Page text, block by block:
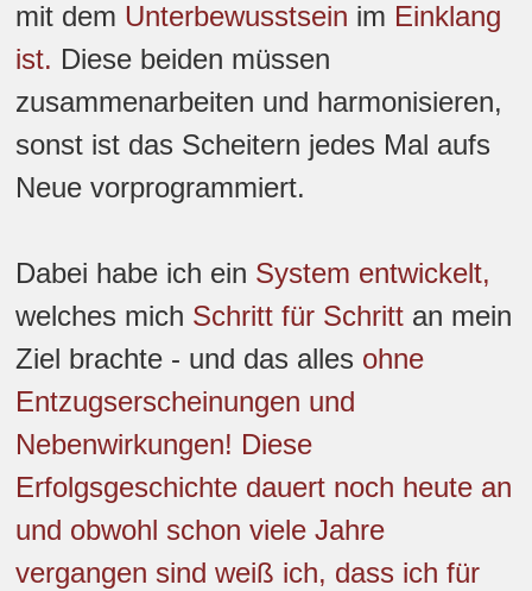
mit dem Unterbewusstsein im Einklang
ist. Diese beiden müssen
zusammenarbeiten und harmonisieren,
sonst ist das Scheitern jedes Mal aufs
Neue vorprogrammiert.
Dabei habe ich ein System entwickelt,
welches mich Schritt für Schritt an mein
Ziel brachte - und das alles ohne
Entzugserscheinungen und
Nebenwirkungen! Diese
Erfolgsgeschichte dauert noch heute an
und obwohl schon viele Jahre
vergangen sindweiß ich, dass ich für